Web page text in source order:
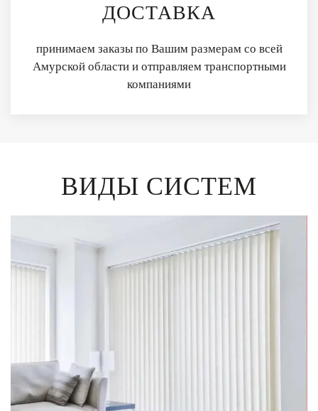
ДОСТАВКА
принимаем заказы по Вашим размерам со всей
Амурской области и отправляем транспортными
компаниями
ВИДЫ СИСТЕМ